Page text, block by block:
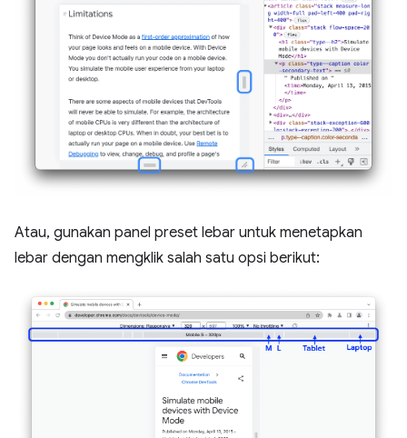
Atau, gunakan panel preset lebar untuk menetapkan
lebar dengan mengklik salah satu opsi berikut: